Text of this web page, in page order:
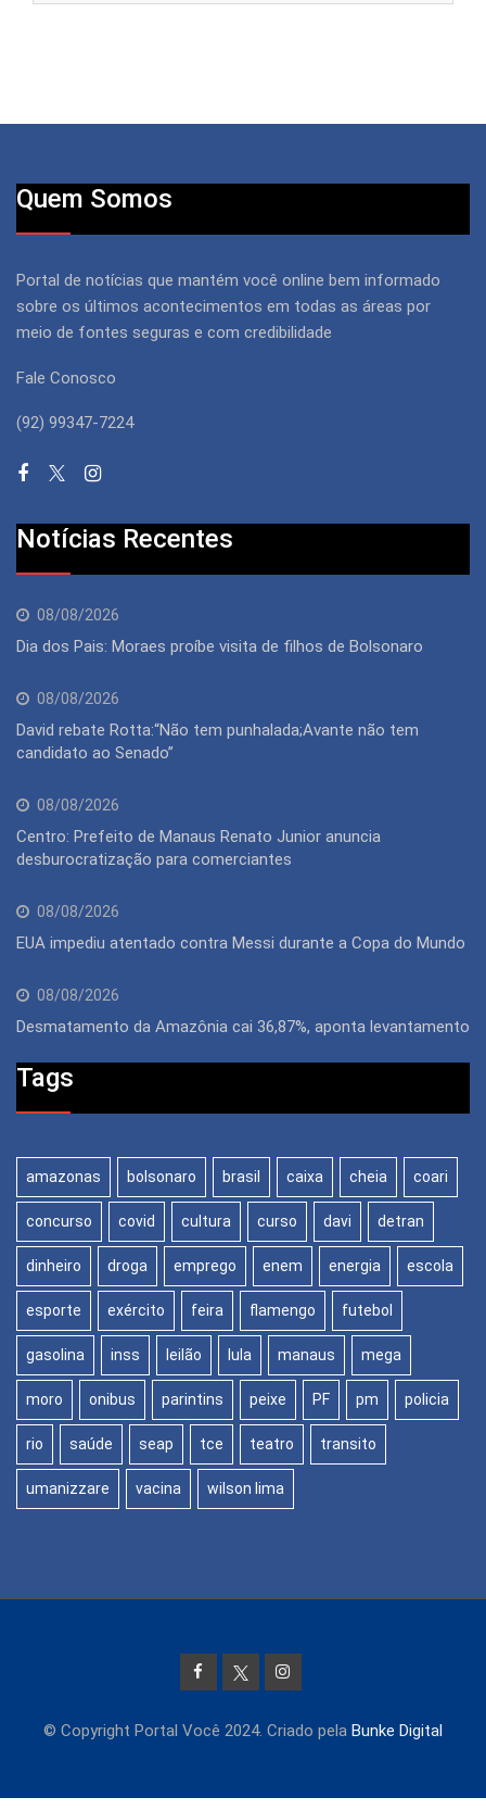
Quem Somos
Portal de notícias que mantém você online bem informado
sobre os últimos acontecimentos em todas as áreas por
meio de fontes seguras e com credibilidade
Fale Conosco
(92) 99347-7224
Notícias Recentes
08/08/2026
Dia dos Pais: Moraes proíbe visita de filhos de Bolsonaro
08/08/2026
David rebate Rotta:“Não tem punhalada;Avante não tem
candidato ao Senado”
08/08/2026
Centro: Prefeito de Manaus Renato Junior anuncia
desburocratização para comerciantes
08/08/2026
EUA impediu atentado contra Messi durante a Copa do Mundo
08/08/2026
Desmatamento da Amazônia cai 36,87%, aponta levantamento
Tags
amazonas bolsonaro brasil caixa cheia coari
concurso covid cultura curso davi detran
dinheiro droga emprego enem energia escola
esporte exército feira flamengo futebol
gasolina inss leilão lula manaus mega
moro onibus parintins peixe PF pm policia
rio saúde seap tce teatro transito
umanizzare vacina wilson lima
© Copyright Portal Você 2024. Criado pela Bunke Digital